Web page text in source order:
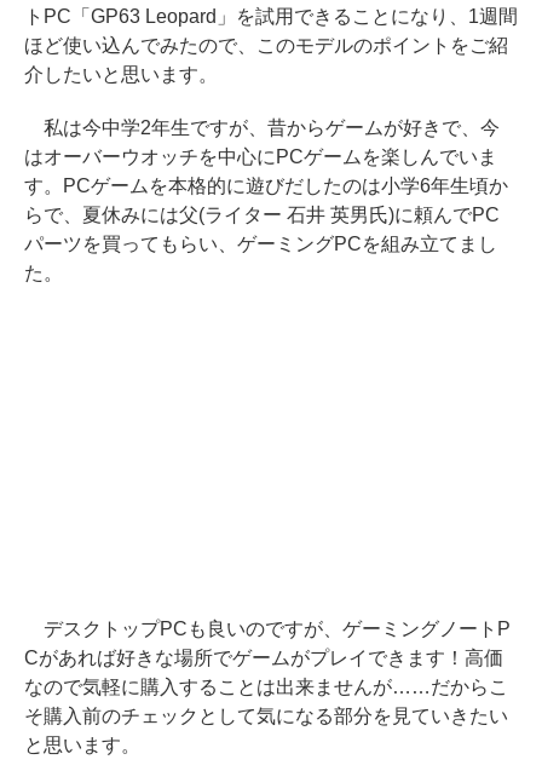
トPC「GP63 Leopard」を試用できることになり、1週間
ほど使い込んでみたので、このモデルのポイントをご紹
介したいと思います。
私は今中学2年生ですが、昔からゲームが好きで、今
はオーバーウオッチを中心にPCゲームを楽しんでいま
す。PCゲームを本格的に遊びだしたのは小学6年生頃か
らで、夏休みには父(ライター 石井 英男氏)に頼んでPC
パーツを買ってもらい、ゲーミングPCを組み立てまし
た。
デスクトップPCも良いのですが、ゲーミングノートP
Cがあれば好きな場所でゲームがプレイできます！高価
なので気軽に購入することは出来ませんが……だからこ
そ購入前のチェックとして気になる部分を見ていきたい
と思います。